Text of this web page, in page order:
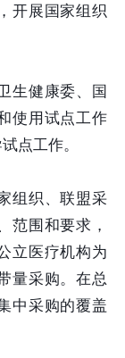
开展国家组织
生健康委、国
使用试点工作
点工作。
组织、联盟采
范围和要求，
立医疗机构为
量采购。在总
中采购的覆盖